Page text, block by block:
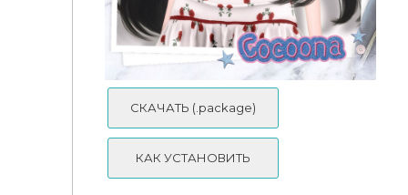
СКАЧАТЬ (.package)
КАК УСТАНОВИТЬ